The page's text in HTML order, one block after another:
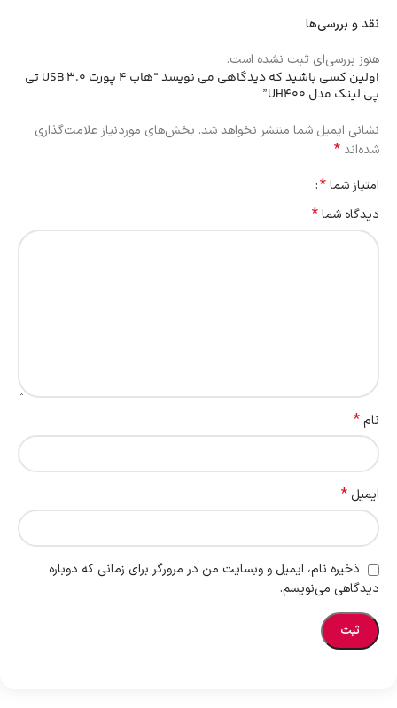
نقد و بررسی‌ها
هنوز بررسی‌ای ثبت نشده است.
اولین کسی باشید که دیدگاهی می نویسد “هاب 4 پورت USB 3.0 تی
پی لینک مدل UH400”
نشانی ایمیل شما منتشر نخواهد شد. بخش‌های موردنیاز علامت‌گذاری
شده‌اند*
امتیاز شما*
دیدگاه شما*
نام*
ایمیل *
ذخیره نام، ایمیل و وبسایت من در مرورگر برای زمانی که دوباره
دیدگاهی می‌نویسم.